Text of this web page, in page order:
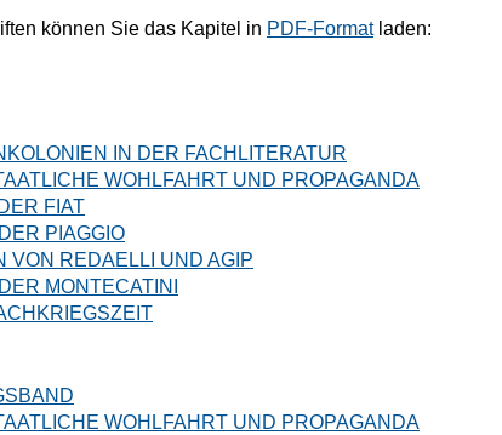
können Sie das Kapitel in PDF-Formatladen:
IN DER FACHLITERATUR
WOHLFAHRT UND PROPAGANDA
FIAT
PIAGGIO
VON REDAELLI UND AGIP
MONTECATINI
WOHLFAHRT UND PROPAGANDA